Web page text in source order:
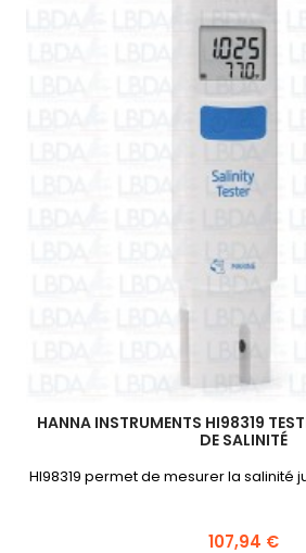
HANNA INSTRUMENTS HI98319
DE SALINITÉ
HI98319 permet de mesurer la salinité
107,94 €